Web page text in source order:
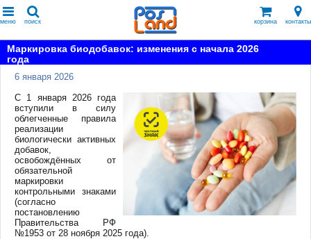
меню поиск корзина контакты
Маркировка биодобавок: изменения с начала 2026
года
6 января 2026
С 1 января 2026 года
вступили в силу
облегченные правила
реализации
биологически активных
добавок,
освобождённых от
обязательной
маркировки
контрольными знаками
(согласно
постановлению
Правительства РФ
№1953 от 28 ноября 2025 года).